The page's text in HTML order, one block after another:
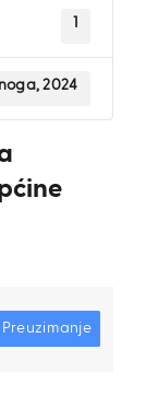
1
2024
Preuzimanje